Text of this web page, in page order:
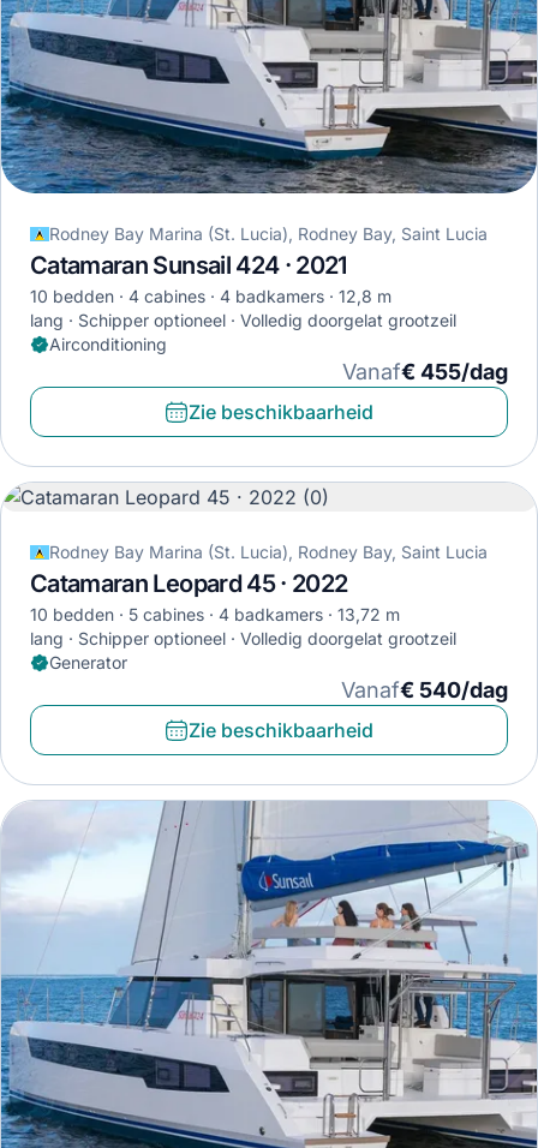
Rodney Bay Marina (St. Lucia), Rodney Bay, Saint Lucia
Catamaran Sunsail 424 · 2021
10 bedden 4 cabines 4 badkamers
12,8 m
lang
Schipper optioneel
Volledig doorgelat grootzeil
Airconditioning
Vanaf€ 455/dag
Zie beschikbaarheid
Rodney Bay Marina (St. Lucia), Rodney Bay, Saint Lucia
Catamaran Leopard 45 · 2022
10 bedden 5 cabines 4 badkamers
13,72 m
lang
Schipper optioneel
Volledig doorgelat grootzeil
Generator
Vanaf€ 540/dag
Zie beschikbaarheid